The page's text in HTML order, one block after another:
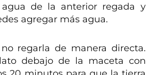
de la anterior regada y
agregar más agua.
regarla de manera directa.
debajo de la maceta con